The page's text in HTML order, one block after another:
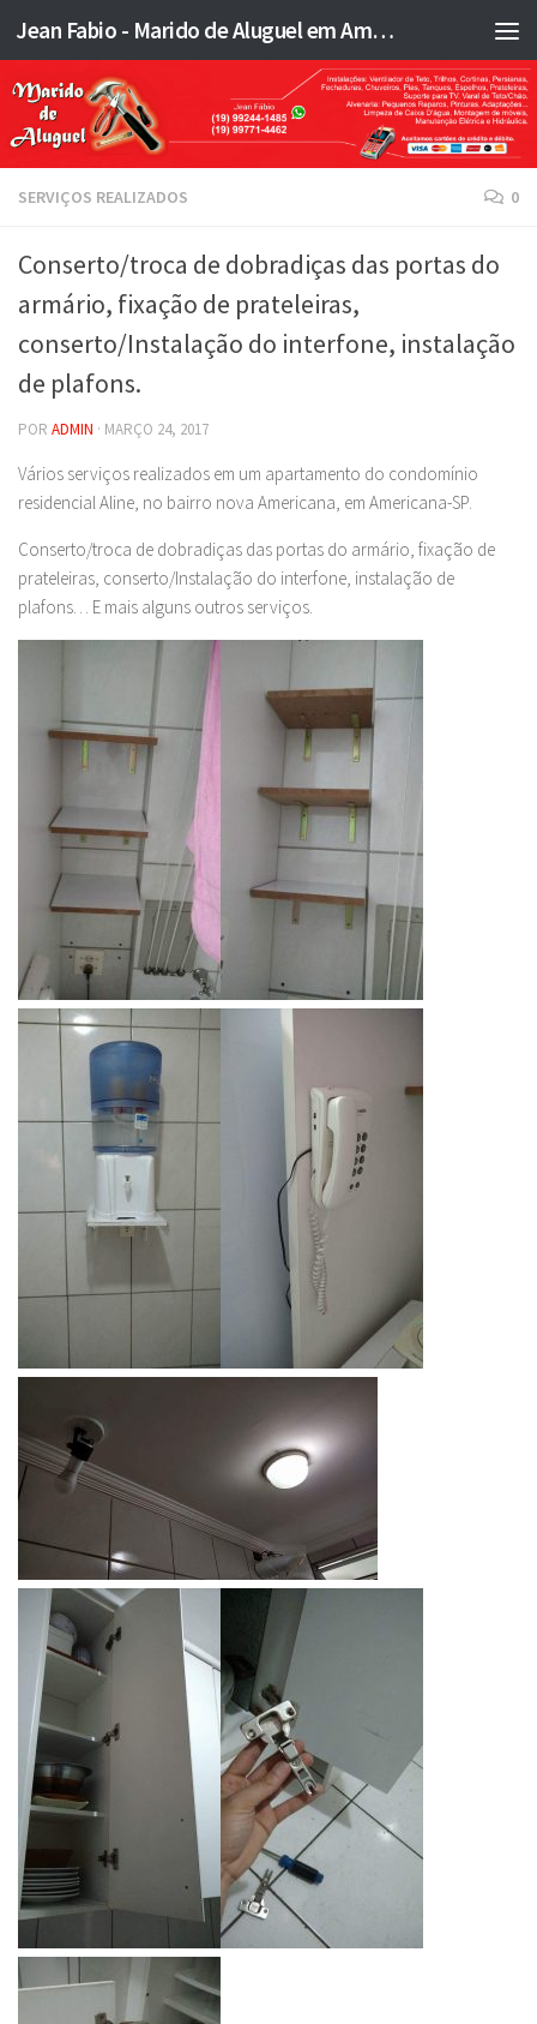
Skip to content Jean Fabio - Marido de Aluguel em Americana SP e região - JFMA
SERVIÇOS REALIZADOS 0
Conserto/troca de dobradiças das portas do
armário, fixação de prateleiras,
conserto/Instalação do interfone, instalação
de plafons.
POR ADMIN · MARÇO 24, 2017
Vários serviços realizados em um apartamento do condomínio
residencial Aline, no bairro nova Americana, em Americana-SP.
Conserto/troca de dobradiças das portas do armário, fixação de
prateleiras, conserto/Instalação do interfone, instalação de
plafons… E mais alguns outros serviços.